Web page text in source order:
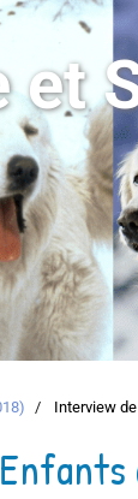
et
Interview